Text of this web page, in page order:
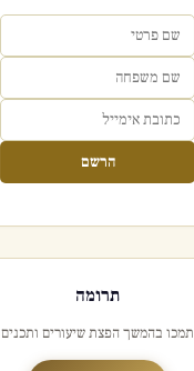
הרשם
תרומה
תמכו בהמשך הפצת שיעורים ותכנים